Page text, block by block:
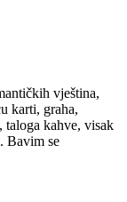
vještina,
karti, graha,
taloga kahve, visak
Bavim se